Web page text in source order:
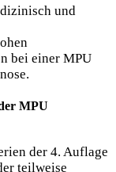
und
bei einer MPU
MPU
der 4. Auflage
teilweise